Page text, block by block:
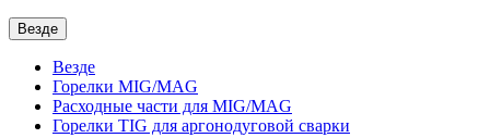
Везде
Везде
Горелки MIG/MAG
Расходные части для MIG/MAG
Горелки TIG для аргонодуговой сварки